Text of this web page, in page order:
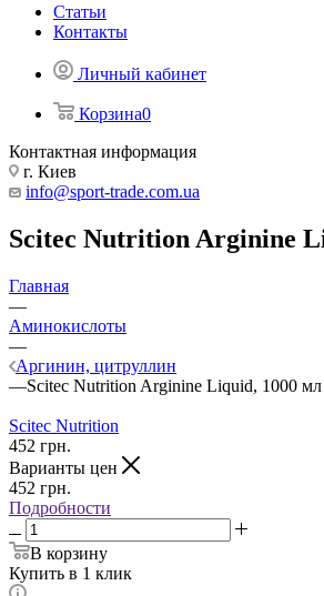
Статьи
Контакты
Личный кабинет
Корзина0
Контактная информация
г. Киев
info@sport-trade.com.ua
Scitec Nutrition Arginine
Главная
—
Аминокислоты
—
Аргинин, цитруллин
—Scitec Nutrition Arginine Liquid, 1000 мл
Scitec Nutrition
452 грн.
Варианты цен
452 грн.
Подробности
В корзину
Купить в 1 клик